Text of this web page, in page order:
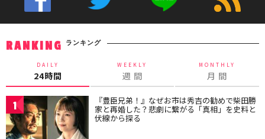
RANKING ランキング
DAILY
24時間
WEEKLY
週 間
MONTHLY
月 間
1 『豊臣兄弟！』なぜお市は秀吉の勧めで柴田勝
家と再婚した？悲劇に繋がる「真相」を史料と
伏線から探る